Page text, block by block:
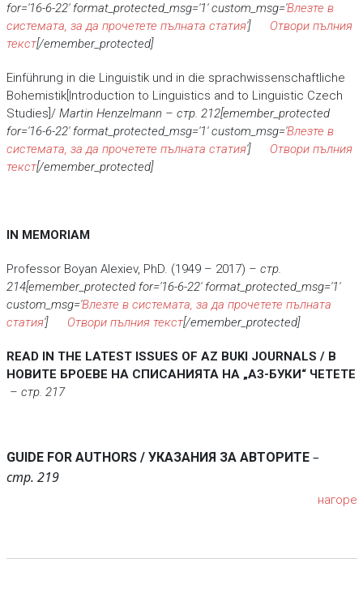
for='16-6-22' format_protected_msg='1' custom_msg='Влезте в
системата, за да прочетете пълната статия']
Отвори пълния
текст[/emember_protected]
Einführung in die Linguistik und in die sprachwissenschaftliche
Bohemistik[Introduction to Linguistics and to Linguistic Czech
Studies]/ Martin Henzelmann – стр. 212[emember_protected
for='16-6-22' format_protected_msg='1' custom_msg='Влезте в
системата, за да прочетете пълната статия']
Отвори пълния
текст[/emember_protected]
IN MEMORIAM
Professor Boyan Alexiev, PhD. (1949 – 2017) – стр.
214[emember_protected for='16-6-22' format_protected_msg='1'
custom_msg='Влезте в системата, за да прочетете пълната
статия'] Отвори пълния текст[/emember_protected]
READ IN THE LATEST ISSUES OF AZ BUKI JOURNALS / В
НОВИТЕ БРОЕВЕ НА СПИСАНИЯТА НА „АЗ-БУКИ“ ЧЕТЕТЕ
– стр. 217
GUIDE FOR AUTHORS / УКАЗАНИЯ ЗА АВТОРИТЕ–
стр. 219
нагоре